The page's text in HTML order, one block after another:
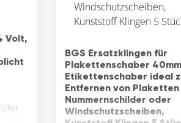
Volt,
BGS Ersatzklingen für
Plakettenschaber
Etikettenschaber ideal
Entfernen von
Nummernschilder oder
Windschutzscheiben,